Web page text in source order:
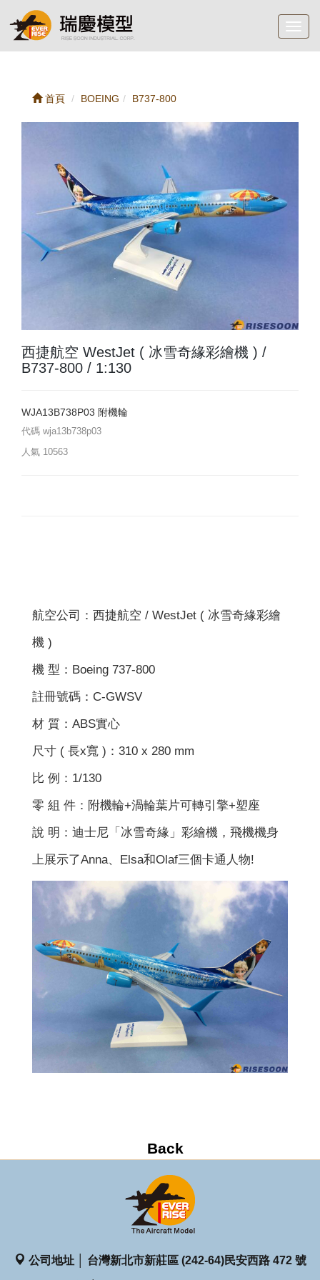
首頁 BOEING B737-800
西捷航空 WestJet ( 冰雪奇緣彩繪機 ) /
B737-800 / 1:130
WJA13B738P03 附機輪
代碼 wja13b738p03
人氣 10563
航空公司：西捷航空 / WestJet ( 冰雪奇緣彩繪
機 )
機 型：Boeing 737-800
註冊號碼：C-GWSV
材 質：ABS實心
尺寸 ( 長x寬 )：310 x 280 mm
比 例：1/130
零 組 件：附機輪+渦輪葉片可轉引擎+塑座
說 明：迪士尼「冰雪奇緣」彩繪機，飛機機身
上展示了Anna、Elsa和Olaf三個卡通人物!
公司地址 │ 台灣新北市新莊區 (242-64)民安西路 472 號